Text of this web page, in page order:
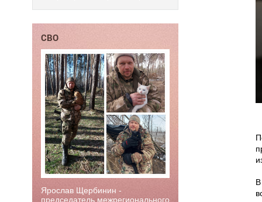
СВО
Ярослав Щербинин -
председатель межрегионального